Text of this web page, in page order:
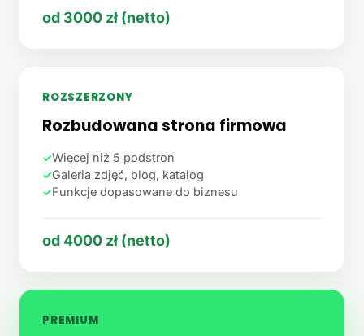
od 3000 zł (netto)
ROZSZERZONY
Rozbudowana strona firmowa
✓Więcej niż 5 podstron
✓Galeria zdjęć, blog, katalog
✓Funkcje dopasowane do biznesu
od 4000 zł (netto)
PREMIUM